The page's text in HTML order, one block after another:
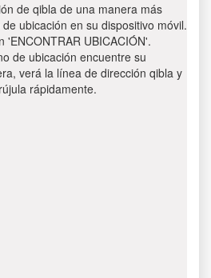
de qibla de una manera más
ubicación en su dispositivo móvil.
'ENCONTRAR UBICACIÓN'.
de ubicación encuentre su
verá la línea de dirección qibla y
rápidamente.